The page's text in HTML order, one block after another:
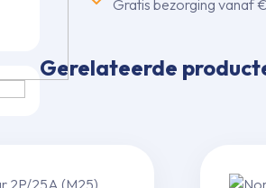
Gratis bezorging vanaf
Gerelateerde